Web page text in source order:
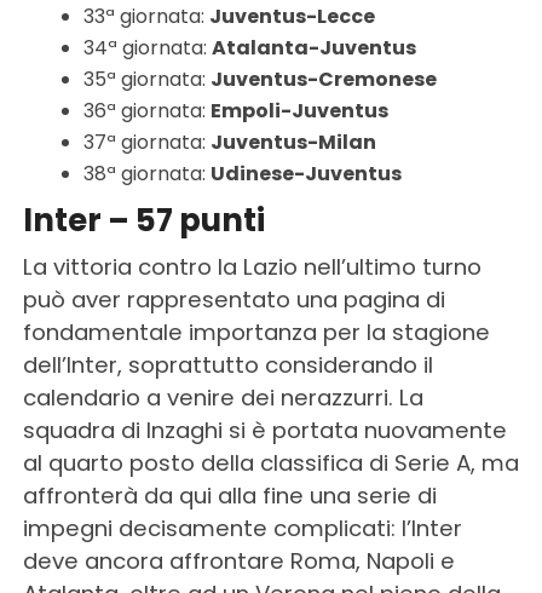
33ª giornata: Juventus-Lecce
34ª giornata: Atalanta-Juventus
35ª giornata: Juventus-Cremonese
36ª giornata: Empoli-Juventus
37ª giornata: Juventus-Milan
38ª giornata: Udinese-Juventus
Inter – 57 punti
La vittoria contro la Lazio nell’ultimo turno
può aver rappresentato una pagina di
fondamentale importanza per la stagione
dell’Inter, soprattutto considerando il
calendario a venire dei nerazzurri. La
squadra di Inzaghi si è portata nuovamente
al quarto posto della classifica di Serie A, ma
affronterà da qui alla fine una serie di
impegni decisamente complicati: l’Inter
deve ancora affrontare Roma, Napoli e